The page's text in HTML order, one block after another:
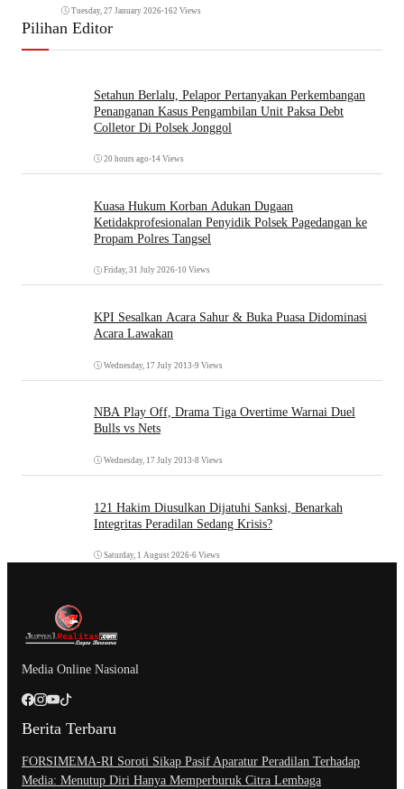
Tuesday, 27 January 2026•162 Views
Pilihan Editor
Setahun Berlalu, Pelapor Pertanyakan Perkembangan
Penanganan Kasus Pengambilan Unit Paksa Debt
Colletor Di Polsek Jonggol
20 hours ago •14 Views
Kuasa Hukum Korban Adukan Dugaan
Ketidakprofesionalan Penyidik Polsek Pagedangan ke
Propam Polres Tangsel
Friday, 31 July 2026•10 Views
KPI Sesalkan Acara Sahur & Buka Puasa Didominasi
Acara Lawakan
Wednesday, 17 July 2013 •9 Views
NBA Play Off, Drama Tiga Overtime Warnai Duel
Bulls vs Nets
Wednesday, 17 July 2013 •8 Views
121 Hakim Diusulkan Dijatuhi Sanksi, Benarkah
Integritas Peradilan Sedang Krisis?
Saturday, 1 August 2026•6 Views
Media Online Nasional
Berita Terbaru
​FORSIMEMA-RI Soroti Sikap Pasif Aparatur Peradilan Terhadap
Media: Menutup Diri Hanya Memperburuk Citra Lembaga